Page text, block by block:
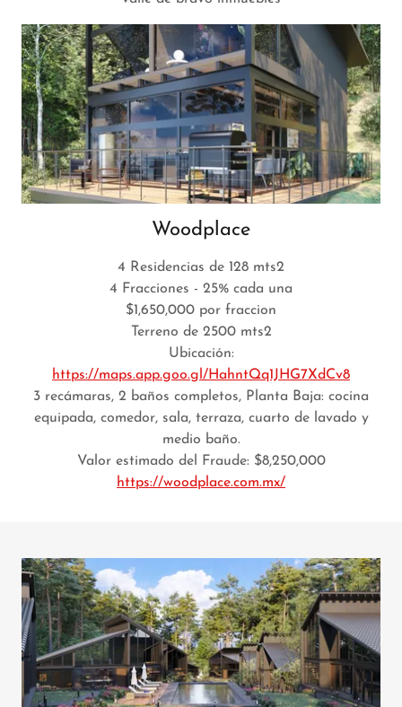
Woodplace
4 Residencias de 128 mts2
4 Fracciones - 25% cada una
$1,650,000 por fraccion
Terreno de 2500 mts2
Ubicación:
https://maps.app.goo.gl/HahntQq1JHG7XdCv8
3 recámaras, 2 baños completos, Planta Baja: cocina
equipada, comedor, sala, terraza, cuarto de lavado y
medio baño.
Valor estimado del Fraude: $8,250,000
https://woodplace.com.mx/